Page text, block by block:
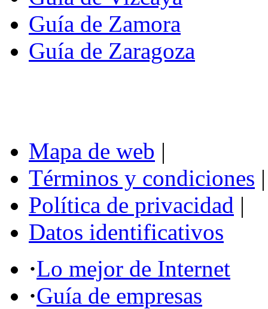
Guía de Zamora
Guía de Zaragoza
Mapa de web |
Términos y condiciones |
Política de privacidad |
Datos identificativos
·Lo mejor de Internet
·Guía de empresas